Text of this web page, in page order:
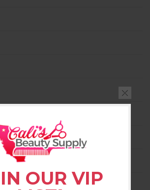
OUR VIP